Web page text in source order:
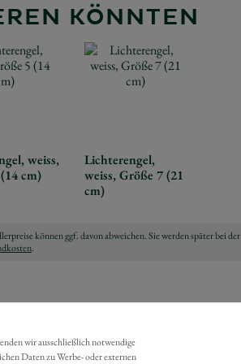
KÖNNTEN
weiss,
cm)
Lichterengel,
weiss, Größe 7 (21
cm)
können ggf. davon abweichen. Sie werden später bei der
.
wir ausschließlich notwendige
Daten zu Werbe- oder externen